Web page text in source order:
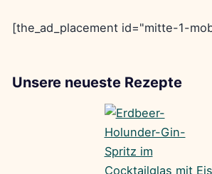
[the_ad_placement id="mitte-1-
Unsere neueste Rezepte